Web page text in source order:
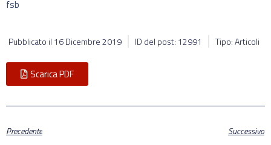
fsb
Pubblicato il 16 Dicembre 2019 ID del post: 12991 Tipo: Articoli
Scarica PDF
Precedente Successivo